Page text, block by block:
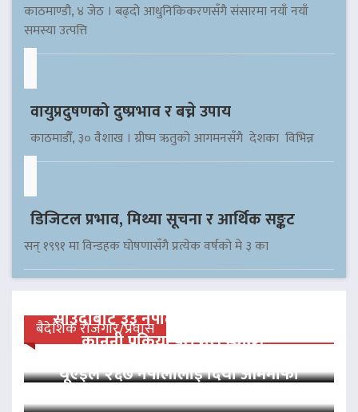
काठमाण्डौ, ४ जेठ । बढ्दो आधुनिकिकरणसँगै संसारमा नयाँ नयाँ
समस्या उत्पत्ति
वायुप्रदुषणको दुष्प्रभाव र बच्ने उपाय
काठमाडौँ, ३० वैशाख । ग्रीष्म ऋतुको आगमनसँगै देशका विभिन्न
डिजिटल प्रभाव, मिथ्या सूचना र आर्थिक सङ्कट
सन् १९९१ मा विन्डहक घोषणासँगै प्रत्येक वर्षको मे ३ का
बैदेशिक रोजगार/प्रवास
साउदीबाट ३३ नेपाली कैदीलाई आममाफी,
कानुनी प्रक्रिया पूरा गरी स्वदेश…
यूएईले २६७ नेपालीलाई दियो आममाफी